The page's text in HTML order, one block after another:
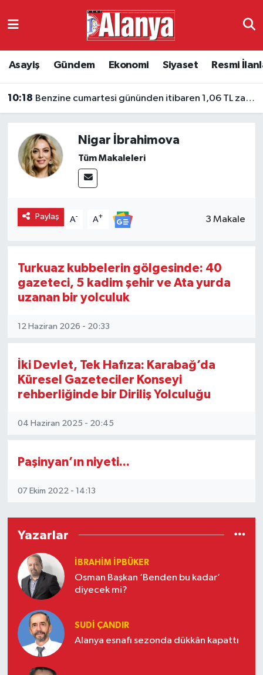
Asayiş Gündem Ekonomi Siyaset Resmi
10:18 Benzine cumartesi gününden itibaren 1,06 TL zam bekleniyor
Nigar İbrahimova
Tüm Makaleleri
Paylaş A- A+ 3 Makale
Turkuaz kubbelerin gölgesinde: 40
gazeteci, 5 kadim şehir ve Ata yurda
uzanan bir yolculuk
12 Haziran 2026 - 20:33
İki Devlet, Tek Hafıza: Karabağ’da
Küresel Gazeteciler Konseyi
rehberliğinde bir Diriliş Yolculuğu
04 Haziran 2025 - 20:45
Paşinyan’ın niyeti...
07 Ekim 2022 - 14:13
Yazarlar
İBRAHIM İPBÜKER
Osman Başkan ‘Benden bu kadar’
diyecek mi?
SUDI ÇANDIR
Alanya esnafı sezonda dükkân kapattı
Ekonomi
Siyaset
Resmi İlanlar
Turizm
Antalya Namaz Vakitleri
Antalya Trafik Yoğunluk Haritası
Süper Lig Puan Durumu ve Fikstür
Son Dakika Haberleri